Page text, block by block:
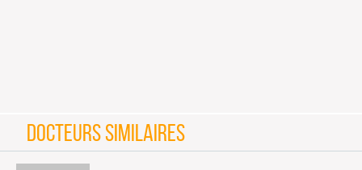
DOCTEURS SIMILAIRES